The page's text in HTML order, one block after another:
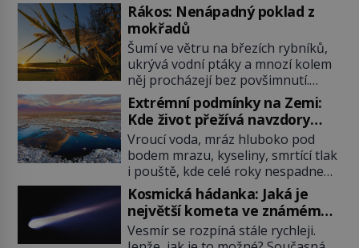
Rákos: Nenápadný poklad z
mokřadů
Šumí ve větru na březích rybníků,
ukrývá vodní ptáky a mnozí kolem
něj procházejí bez povšimnutí.
Přesto právě rákos pomáhal stavět
domy, vyrábět lodě, zapisovat první
texty a inspiroval řadu pověstí.
Tato skromná, ale užitečná
rostlina provází člověka už tisíce
let. Většina lidí vnímá rákos jen jako
obyčejnou kulisu letního koupání.
Stačí se však podívat […]
Extrémní podmínky na Zemi:
Kde život přežívá navzdory
všemu
Vroucí voda, mráz hluboko pod
bodem mrazu, kyseliny, smrtící tlak
i pouště, kde celé roky nespadne
jediná kapka deště. Na první
pohled místa, kde nemůže
existovat vůbec nic. Přesto právě
tady vědci objevují organismy,
Kosmická hádanka: Jaká je
největší kometa ve známém
vesmíru?
Vesmír se rozpíná stále rychleji.